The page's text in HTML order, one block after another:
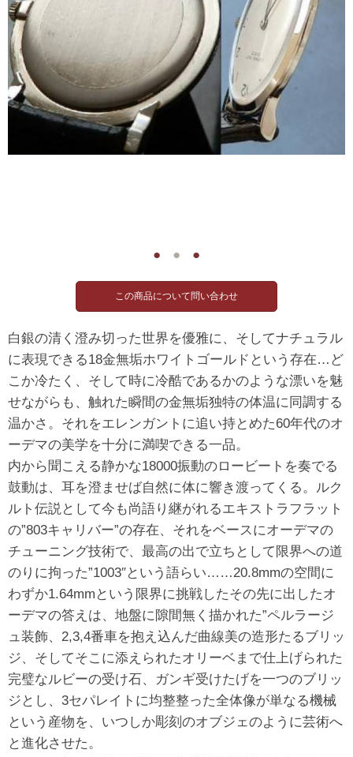
● ● ●
白銀の清く澄み切った世界を優雅に、そしてナチュラル
に表現できる18金無垢ホワイトゴールドという存在…ど
こか冷たく、そして時に冷酷であるかのような漂いを魅
せながらも、触れた瞬間の金無垢独特の体温に同調する
温かさ。それをエレンガントに追い持とめた60年代のオ
ーデマの美学を十分に満喫できる一品。
内から聞こえる静かな18000振動のロービートを奏でる
鼓動は、耳を澄ませば自然に体に響き渡ってくる。ルク
ルト伝説として今も尚語り継がれるエキストラフラット
の”803キャリバー”の存在、それをベースにオーデマの
チューニング技術で、最高の出で立ちとして限界への道
のりに拘った”1003″という語らい……20.8mmの空間に
わずか1.64mmという限界に挑戦したその先に出したオ
ーデマの答えは、地盤に隙間無く描かれた”ペルラージ
ュ装飾、2,3,4番車を抱え込んだ曲線美の造形たるブリッ
ジ、そしてそこに添えられたオリーベまで仕上げられた
完璧なルビーの受け石、ガンギ受けたげを一つのブリッ
ジとし、3セパレイトに均整整った全体像が単なる機械
という産物を、いつしか彫刻のオブジェのように芸術へ
と進化させた。